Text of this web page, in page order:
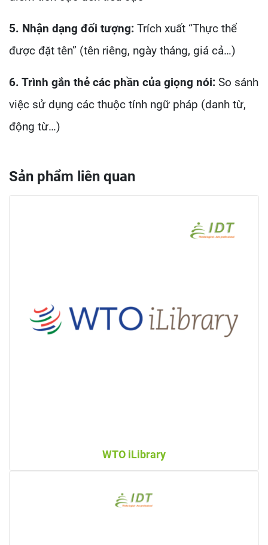
5. Nhận dạng đối tượng: Trích xuất “Thực thể
được đặt tên” (tên riêng, ngày tháng, giá cả…)
6. Trình gắn thẻ các phần của giọng nói: So sánh
việc sử dụng các thuộc tính ngữ pháp (danh từ,
động từ…)
Sản phẩm liên quan
WTO iLibrary